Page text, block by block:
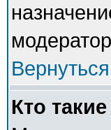
Кто